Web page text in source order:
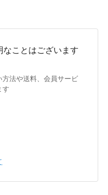
なことはございます
法や送料、会員サービ
す